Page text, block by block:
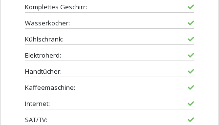
Komplettes Geschirr:
Wasserkocher:
Kühlschrank:
Elektroherd:
Handtücher:
Kaffeemaschine:
Internet:
SAT/TV: